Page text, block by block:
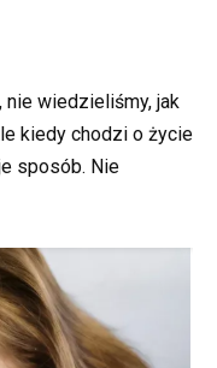
wiedzieliśmy, jak
kiedy chodzi o życie
sposób. Nie